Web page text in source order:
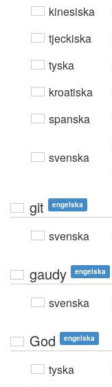
kinesiska
tjeckiska
tyska
kroatiska
spanska
svenska
git engelska
svenska
gaudy engelska
svenska
God engelska
tyska